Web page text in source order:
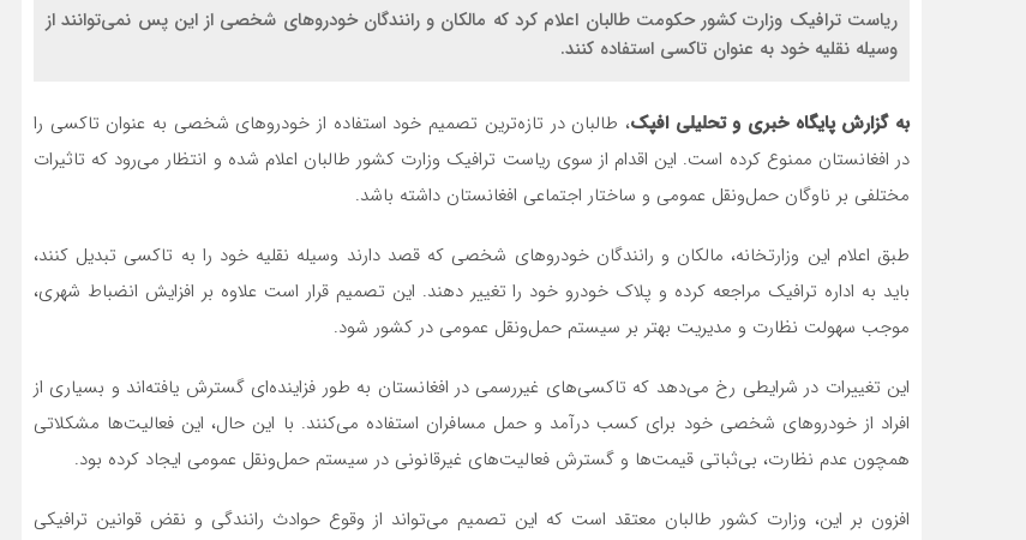
ریاست ترافیک وزارت کشور حکومت طالبان اعلام کرد که مالکان و رانندگان خودروهای شخصی از این پس نمی‌توانند از
وسیله نقلیه خود به عنوان تاکسی استفاده کنند.
به گزارش پایگاه خبری و تحلیلی افپک، طالبان در تازه‌ترین تصمیم خود استفاده از خودروهای شخصی به عنوان تاکسی را
در افغانستان ممنوع کرده است. این اقدام از سوی ریاست ترافیک وزارت کشور طالبان اعلام شده و انتظار می‌رود که تاثیرات
مختلفی بر ناوگان حمل‌ونقل عمومی و ساختار اجتماعی افغانستان داشته باشد.
طبق اعلام این وزارتخانه، مالکان و رانندگان خودروهای شخصی که قصد دارند وسیله نقلیه خود را به تاکسی تبدیل کنند،
باید به اداره ترافیک مراجعه کرده و پلاک خودرو خود را تغییر دهند. این تصمیم قرار است علاوه بر افزایش انضباط شهری،
موجب سهولت نظارت و مدیریت بهتر بر سیستم حمل‌ونقل عمومی در کشور شود.
این تغییرات در شرایطی رخ می‌دهد که تاکسی‌های غیررسمی در افغانستان به طور فزاینده‌ای گسترش یافته‌اند و بسیاری از
افراد از خودروهای شخصی خود برای کسب درآمد و حمل مسافران استفاده می‌کنند. با این حال، این فعالیت‌ها مشکلاتی
همچون عدم نظارت، بی‌ثباتی قیمت‌ها و گسترش فعالیت‌های غیرقانونی در سیستم حمل‌ونقل عمومی ایجاد کرده بود.
افزون بر این، وزارت کشور طالبان معتقد است که این تصمیم می‌تواند از وقوع حوادث رانندگی و نقض قوانین ترافیکی